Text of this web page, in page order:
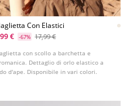
Con Elastici
€
-67% 17,99 €
con scollo a barchetta e
Dettaglio di orlo elastico a
d'ape. Disponibile in vari colori.